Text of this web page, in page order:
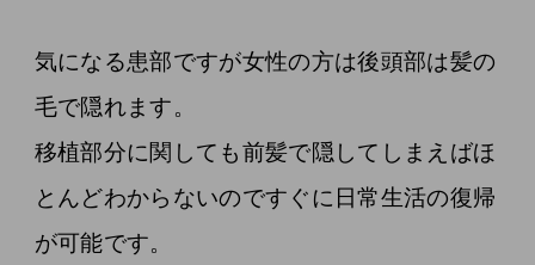
気になる患部ですが女性の方は後頭部は髪の
毛で隠れます。
移植部分に関しても前髪で隠してしまえばほ
とんどわからないのですぐに日常生活の復帰
が可能です。